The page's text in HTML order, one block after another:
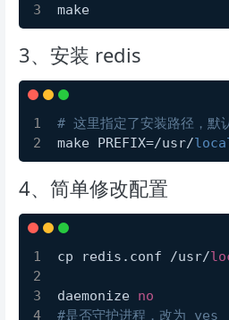
make
3、安装 redis
# 这里指定了安装路径
make PREFIX=/usr/
4、简单修改配置
cp redis.conf /usr/
daemonize no
#是否守护进程，改为 yes